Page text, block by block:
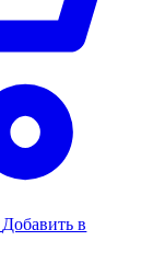
Добавить в